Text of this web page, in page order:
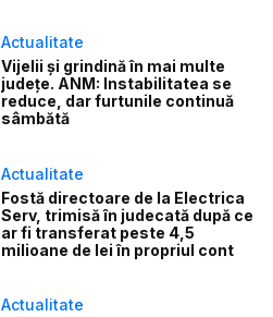
Actualitate
Vijelii și grindină în mai multe
județe. ANM: Instabilitatea se
reduce, dar furtunile continuă
sâmbătă
Actualitate
Fostă directoare de la Electrica
Serv, trimisă în judecată după ce
ar fi transferat peste 4,5
milioane de lei în propriul cont
Actualitate